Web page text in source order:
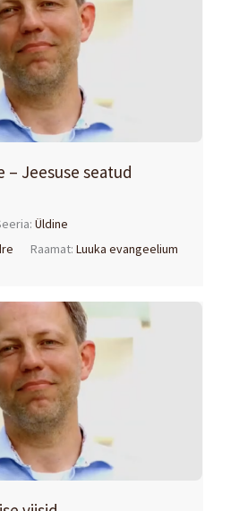
– Jeesuse seatud
Üldine
Raamat:Luuka evangeelium